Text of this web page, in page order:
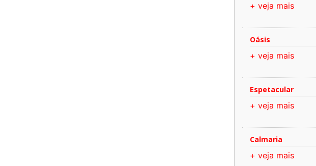
+ veja mais
Oásis
+ veja mais
Espetacular
+ veja mais
Calmaria
+ veja mais